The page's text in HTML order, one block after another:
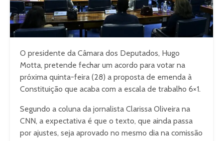
O presidente da Câmara dos Deputados, Hugo
Motta, pretende fechar um acordo para votar na
próxima quinta-feira (28) a proposta de emenda à
Constituição que acaba com a escala de trabalho 6×1.
Segundo a coluna da jornalista Clarissa Oliveira na
CNN, a expectativa é que o texto, que ainda passa
por ajustes, seja aprovado no mesmo dia na comissão